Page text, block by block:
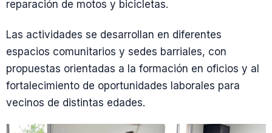
reparación de motos y bicicletas.
Las actividades se desarrollan en diferentes
espacios comunitarios y sedes barriales, con
propuestas orientadas a la formación en oficios y al
fortalecimiento de oportunidades laborales para
vecinos de distintas edades.